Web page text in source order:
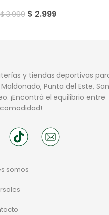
$3.999 $ 2.999
y tiendas deportivas
Punta del Este, San
¡Encontrá el equilibrio entre
somos